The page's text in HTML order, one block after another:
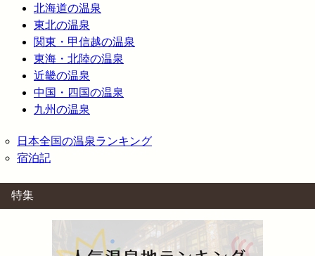
北海道の温泉
東北の温泉
関東・甲信越の温泉
東海・北陸の温泉
近畿の温泉
中国・四国の温泉
九州の温泉
日本全国の温泉ランキング
宿泊記
特集